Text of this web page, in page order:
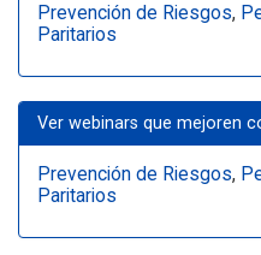
Prevención de Riesgos,
Paritarios
Ver webinars que mejoren
Prevención de Riesgos,
Paritarios